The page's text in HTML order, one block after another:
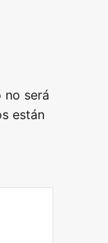
no será
están